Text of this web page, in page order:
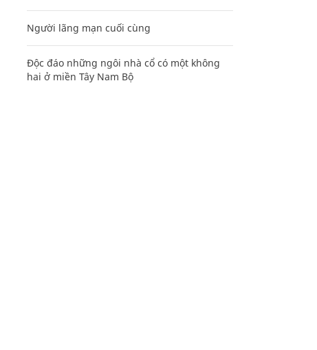
Người lãng mạn cuối cùng
Độc đáo những ngôi nhà cổ có một không
hai ở miền Tây Nam Bộ